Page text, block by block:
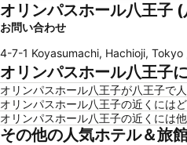
オリンパスホール八王子
お問い合わせ
4-7-1 Koyasumachi, Hachioji, Tokyo
オリンパスホール八王子
オリンパスホール八王子が八王子で
オリンパスホール八王子の近くには
オリンパスホール八王子の近くには
その他の人気ホテル＆旅